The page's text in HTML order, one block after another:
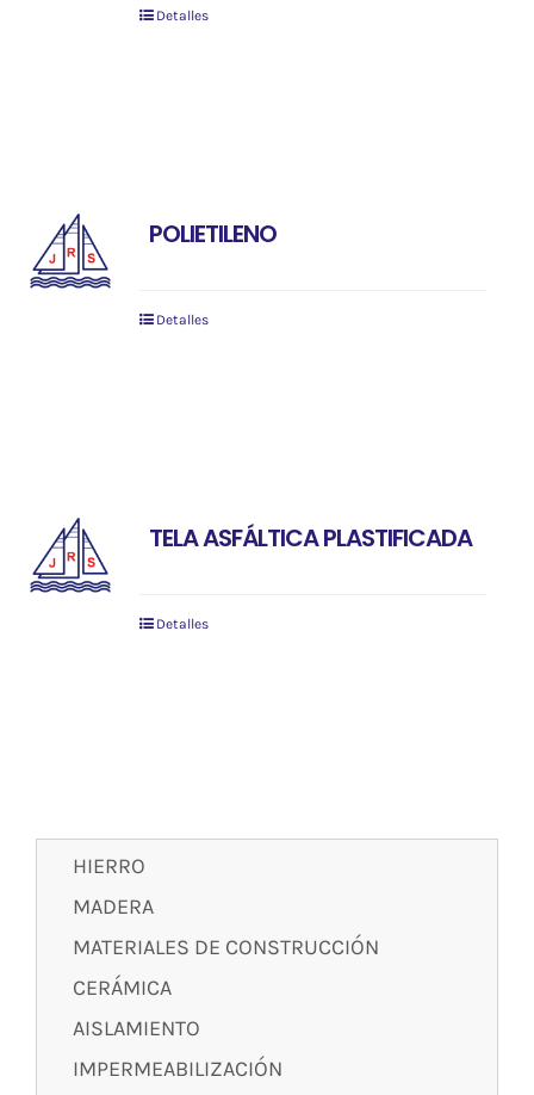
Detalles
POLIETILENO
Detalles
TELA ASFÁLTICA PLASTIFICADA
Detalles
HIERRO
MADERA
MATERIALES DE CONSTRUCCIÓN
CERÁMICA
AISLAMIENTO
IMPERMEABILIZACIÓN